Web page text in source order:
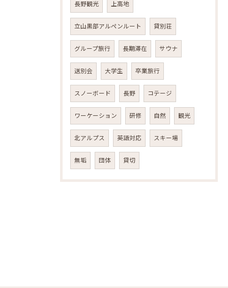
長野観光 上高地
立山黒部アルペンルート 貸別荘
グループ旅行 長期滞在 サウナ
送別会 大学生 卒業旅行
スノーボード 長野 コテージ
ワーケーション 研修 自然 観光
北アルプス 英語対応 スキー場
無垢 団体 貸切